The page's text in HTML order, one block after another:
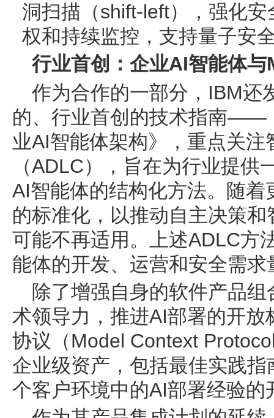
洞扫描（shift-left），强化
权和持续监控，支持量子安
行业首创：企业AI智能体与
作为合作的一部分，IBM还
的、行业首创的技术指南——
业AI智能体架构》，重点关注
（ADLC），旨在为行业提
AI智能体的结构化方法。随
的标准化，以推动自主决策
可能不再适用。上述ADLC方
能体的开发、运营和安全需
除了增强自身的软件产品
术领导力，推进AI部署的开
协议（Model Context
企业级资产，包括最佳实践
个客户环境中的AI部署经验的